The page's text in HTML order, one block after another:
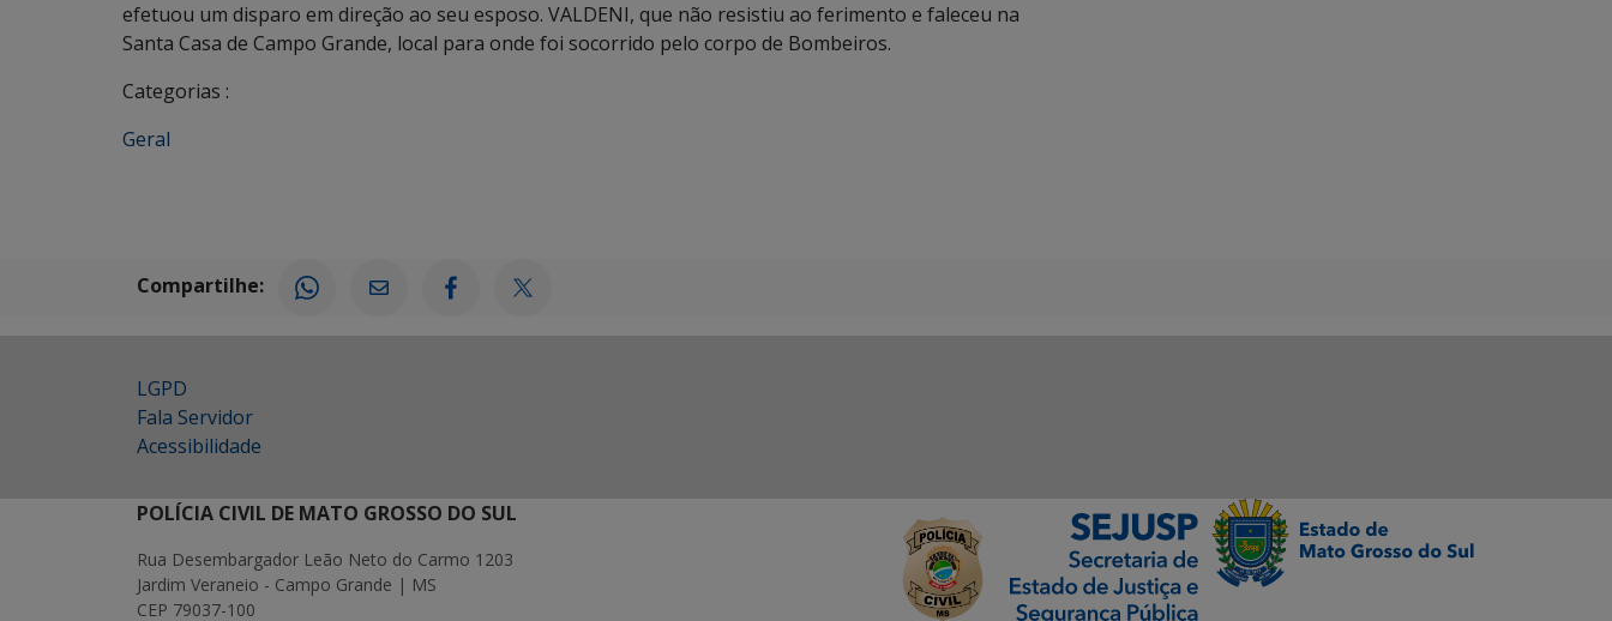
efetuou um disparo em direção ao seu esposo. VALDENI, que não resistiu ao ferimento e faleceu na
Santa Casa de Campo Grande, local para onde foi socorrido pelo corpo de Bombeiros.
Categorias :
Geral
Compartilhe:
LGPD
Fala Servidor
Acessibilidade
POLÍCIA CIVIL DE MATO GROSSO DO SUL
Rua Desembargador Leão Neto do Carmo 1203
Jardim Veraneio - Campo Grande | MS
CEP 79037-100